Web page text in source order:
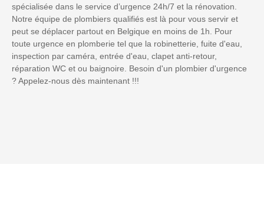
spécialisée dans le service d’urgence 24h/7 et la rénovation.
Notre équipe de plombiers qualifiés est là pour vous servir et
peut se déplacer partout en Belgique en moins de 1h. Pour
toute urgence en plomberie tel que la robinetterie, fuite d'eau,
inspection par caméra, entrée d'eau, clapet anti-retour,
réparation WC et ou baignoire. Besoin d'un plombier d'urgence
? Appelez-nous dès maintenant !!!